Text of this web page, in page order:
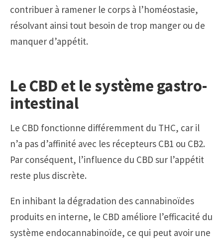
contribuer à ramener le corps à l’homéostasie,
résolvant ainsi tout besoin de trop manger ou de
manquer d’appétit.
Le CBD et le système gastro-
intestinal
Le CBD fonctionne différemment du THC, car il
n’a pas d’affinité avec les récepteurs CB1 ou CB2.
Par conséquent, l’influence du CBD sur l’appétit
reste plus discrète.
En inhibant la dégradation des cannabinoïdes
produits en interne, le CBD améliore l’efficacité du
système endocannabinoïde, ce qui peut avoir une